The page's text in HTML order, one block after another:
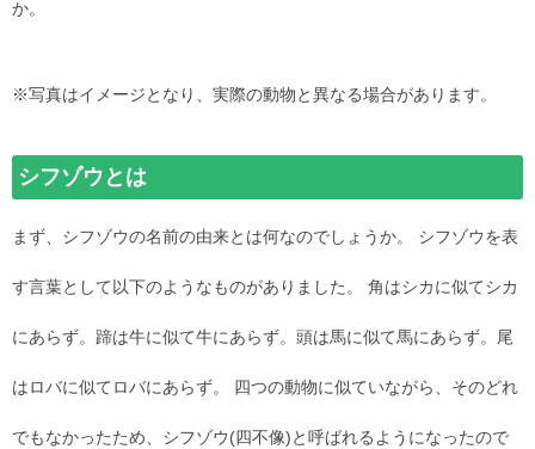
か。
※写真はイメージとなり、実際の動物と異なる場合があります。
シフゾウとは
まず、シフゾウの名前の由来とは何なのでしょうか。 シフゾウを表
す言葉として以下のようなものがありました。 角はシカに似てシカ
にあらず。蹄は牛に似て牛にあらず。頭は馬に似て馬にあらず。尾
はロバに似てロバにあらず。 四つの動物に似ていながら、そのどれ
でもなかったため、シフゾウ(四不像)と呼ばれるようになったので